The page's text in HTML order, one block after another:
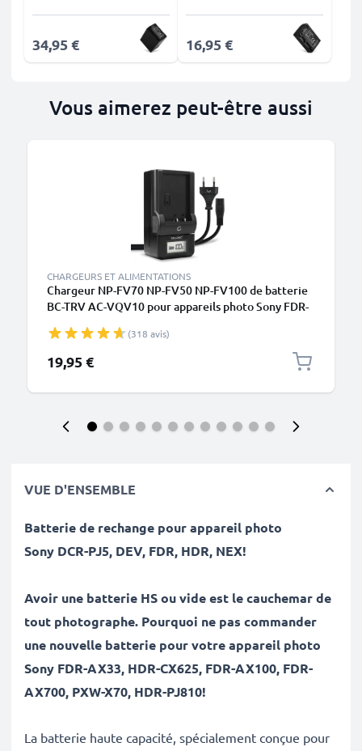
34,95 € 16,95 €
Vous aimerez peut-être aussi
CHARGEURS ET ALIMENTATIONS
Chargeur NP-FV70 NP-FV50 NP-FV100 de batterie
BC-TRV AC-VQV10 pour appareils photo Sony FDR-
(318 avis)
19,95 €
VUE D'ENSEMBLE
Batterie de rechange pour appareil photo
Sony DCR-PJ5, DEV, FDR, HDR, NEX!
Avoir une batterie HS ou vide est le cauchemar de
tout photographe. Pourquoi ne pas commander
une nouvelle batterie pour votre appareil photo
Sony FDR-AX33, HDR-CX625, FDR-AX100, FDR-
AX700, PXW-X70, HDR-PJ810!
La batterie haute capacité, spécialement conçue pour